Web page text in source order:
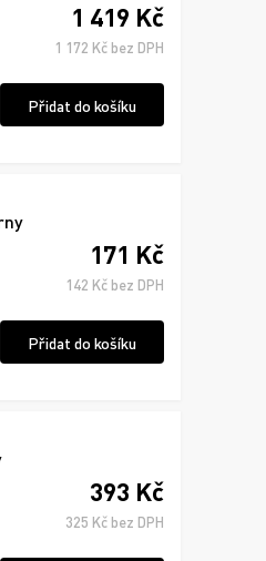
1 419 Kč
1 172 Kč bez DPH
Přidat do košíku
171 Kč
142 Kč bez DPH
Přidat do košíku
393 Kč
325 Kč bez DPH